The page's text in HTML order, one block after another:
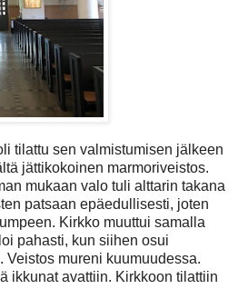
tilattu sen valmistumisen jälkeen
jättikokoinen marmoriveistos.
mukaan valo tuli alttarin takana
patsaan epäedullisesti, joten
Kirkko muuttui samalla
pahasti, kun siihen osui
Veistos mureni kuumuudessa.
ikkunat avattiin. Kirkkoon tilattiin